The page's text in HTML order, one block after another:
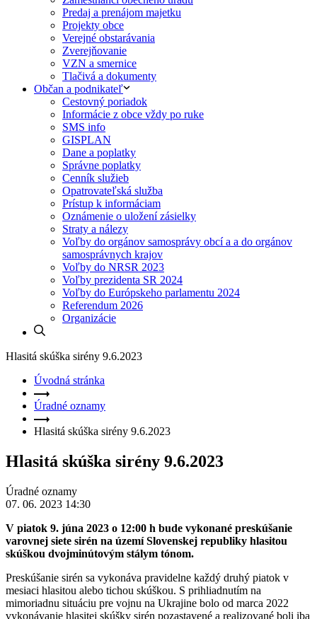
Predaj a prenájom majetku
Projekty obce
Verejné obstarávania
Zverejňovanie
VZN a smernice
Tlačivá a dokumenty
Občan a podnikateľ
Cestovný poriadok
Informácie z obce vždy po ruke
SMS info
GISPLAN
Dane a poplatky
Správne poplatky
Cenník služieb
Opatrovateľská služba
Prístup k informáciam
Oznámenie o uložení zásielky
Straty a nálezy
Voľby do orgánov samosprávy obcí a a do orgánov
samosprávnych krajov
Voľby do NRSR 2023
Voľby prezidenta SR 2024
Voľby do Európskeho parlamentu 2024
Referendum 2026
Organizácie
Hlasitá skúška sirény 9.6.2023
Úvodná stránka
Úradné oznamy
Hlasitá skúška sirény 9.6.2023
Hlasitá skúška sirény 9.6.2023
Úradné oznamy
07. 06. 2023 14:30
V piatok 9. júna 2023 o 12:00 h bude vykonané preskúšanie
varovnej siete sirén na území Slovenskej republiky hlasitou
skúškou dvojminútovým stálym tónom.
Preskúšanie sirén sa vykonáva pravidelne každý druhý piatok v
mesiaci hlasitou alebo tichou skúškou. S prihliadnutím na
mimoriadnu situáciu pre vojnu na Ukrajine bolo od marca 2022
vykonávanie hlasitej skúšky sirén pozastavené a realizované boli iba